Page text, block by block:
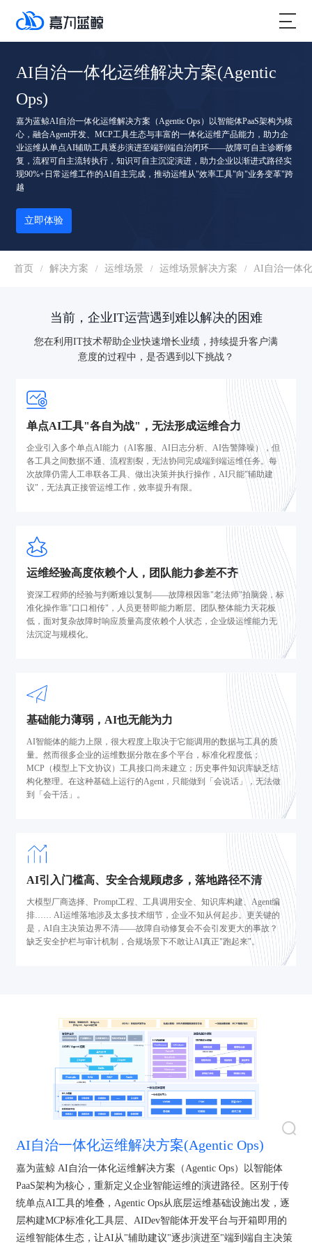
AI自治一体化运维解决方案(Agentic
Ops)
嘉为蓝鲸AI自治一体化运维解决方案（Agentic Ops）以智能体PaaS架构为核
心，融合Agent开发、MCP工具生态与丰富的一体化运维产品能力，助力企
业运维从单点AI辅助工具逐步演进至端到端自治闭环——故障可自主诊断修
复，流程可自主流转执行，知识可自主沉淀演进，助力企业以渐进式路径实
现90%+日常运维工作的AI自主完成，推动运维从"效率工具"向"业务变革"跨
越
立即体验
首页 / 解决方案 / 运维场景 / 运维场景解决方案 / AI自治一体
当前，企业IT运营遇到难以解决的困难
您在利用IT技术帮助企业快速增长业绩，持续提升客户满
意度的过程中，是否遇到以下挑战？
单点AI工具"各自为战"，无法形成运维合力
企业引入多个单点AI能力（AI客服、AI日志分析、AI告警降噪），但
各工具之间数据不通、流程割裂，无法协同完成端到端运维任务。每
次故障仍需人工串联各工具、做出决策并执行操作，AI只能"辅助建
议"，无法真正接管运维工作，效率提升有限。
运维经验高度依赖个人，团队能力参差不齐
资深工程师的经验与判断难以复制——故障根因靠"老法师"拍脑袋，标
准化操作靠"口口相传"，人员更替即能力断层。团队整体能力天花板
低，面对复杂故障时响应质量高度依赖个人状态，企业级运维能力无
法沉淀与规模化。
基础能力薄弱，AI也无能为力
AI智能体的能力上限，很大程度上取决于它能调用的数据与工具的质
量。然而很多企业的运维数据分散在多个平台，标准化程度低；
MCP（模型上下文协议）工具接口尚未建立；历史事件知识库缺乏结
构化整理。在这种基础上运行的Agent，只能做到「会说话」，无法做
到「会干活」。
AI引入门槛高、安全合规顾虑多，落地路径不清
大模型厂商选择、Prompt工程、工具调用安全、知识库构建、Agent编
排…… AI运维落地涉及太多技术细节，企业不知从何起步。更关键的
是，AI自主决策边界不清——故障自动修复会不会引发更大的事故？
缺乏安全护栏与审计机制，合规场景下不敢让AI真正"跑起来"。
AI自治一体化运维解决方案(Agentic Ops)
嘉为蓝鲸 AI自治一体化运维解决方案（Agentic Ops）以智能体
PaaS架构为核心，重新定义企业智能运维的演进路径。区别于传
统单点AI工具的堆叠，Agentic Ops从底层运维基础设施出发，逐
层构建MCP标准化工具层、AIDev智能体开发平台与开箱即用的
运维智能体生态，让AI从"辅助建议"逐步演进至"端到端自主决策